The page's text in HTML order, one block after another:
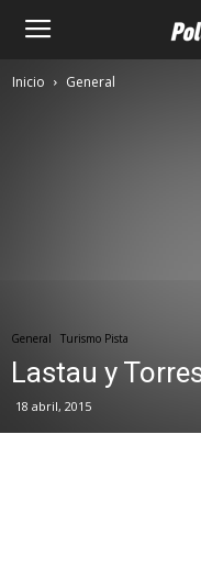
Inicio General
General Turismo Pista
Lastau y
18 abril, 2015